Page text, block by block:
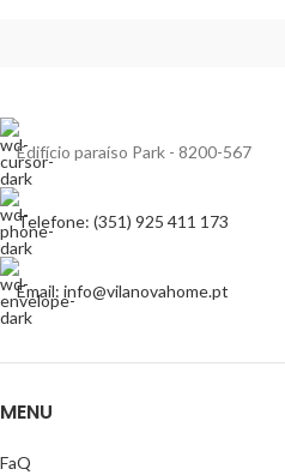
Edifício paraíso Park - 8200-567
Telefone: (351) 925 411 173
Email: info@vilanovahome.pt
MENU
FaQ